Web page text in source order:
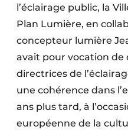
Infrastructures
Protection solaire
Rénovation
Sécurité incendie
Software
l’éclairage public, la
Plan Lumière, en
concepteur lumière
avait pour vocation de
directrices de
une cohérence dans
ans plus tard, à
européenne de la